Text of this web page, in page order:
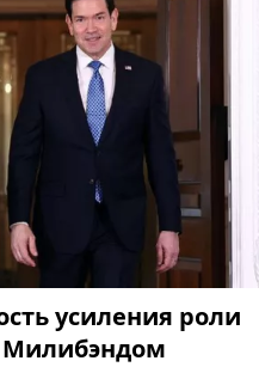
усиления роли
Милибэндом